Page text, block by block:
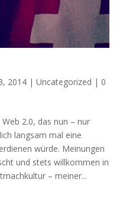
2014| Uncategorized | 0
2.0, das nun – nur
langsam mal eine
würde. Meinungen
und stets willkommen in
– meiner...